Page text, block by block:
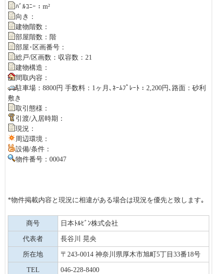
ﾊﾞﾙｺﾆｰ：m²
向き：
建物階数：
部屋階数：階
部屋･区画番号：
総戸/区画数：収容数：21
建物構造：
間取内容：
駐車場：8800円 手数料：1ヶ月､ﾈｰﾑﾌﾟﾚｰﾄ：2,200円､路面：砂利
敷き
取引態様：
引渡/入居時期：
現況：
周辺環境：
設備/条件：
物件番号：00047
*物件掲載内容と現況に相違がある場合は現況を優先と致します｡
商号 日本ﾄﾙﾋﾞﾝ株式会社
代表者 長谷川 晃央
所在地 〒243-0014 神奈川県厚木市旭町5丁目33番18号
TEL 046-228-8400